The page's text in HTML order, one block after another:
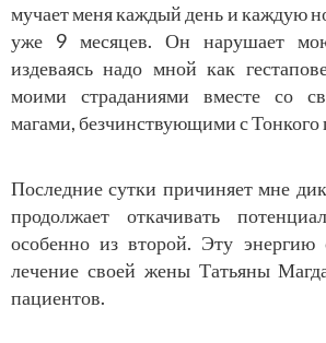
мучает меня каждый день и каждую
уже 9 месяцев. Он нарушает
издеваясь надо мной как
моими страданиями вместе со
магами, безчинствующими с Тонкого
Последние сутки причиняет мне
продолжает откачивать
особенно из второй. Эту энергию
лечение своей жены Татьяны
пациентов.